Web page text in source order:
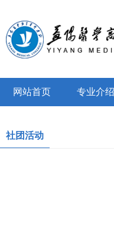
网站首页 专业介绍
社团活动